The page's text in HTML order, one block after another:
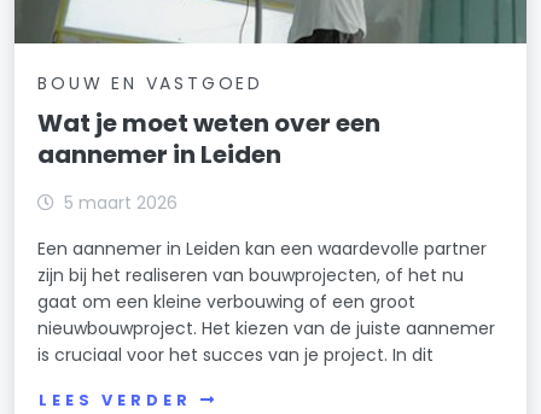
BOUW EN VASTGOED
Wat je moet weten over een
aannemer in Leiden
5 maart 2026
Een aannemer in Leiden kan een waardevolle partner
zijn bij het realiseren van bouwprojecten, of het nu
gaat om een kleine verbouwing of een groot
nieuwbouwproject. Het kiezen van de juiste aannemer
is cruciaal voor het succes van je project. In dit
LEES VERDER